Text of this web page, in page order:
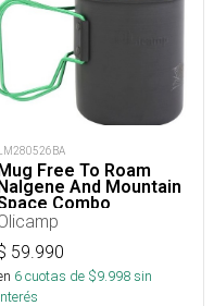
Free To Roam
And Mountain
Combo
59.990
6cuotas de $9.998sin